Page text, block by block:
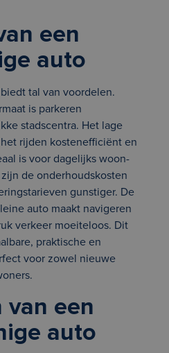
een
auto
tal van voordelen.
is parkeren
stadscentra. Het lage
rijden kostenefficiënt en
is voor dagelijks woon-
de onderhoudskosten
gunstiger. De
auto maakt navigeren
verkeer moeiteloos. Dit
praktische en
voor zowel nieuwe
van een
auto